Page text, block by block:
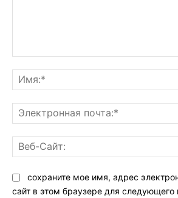
сохраните мое имя, адрес
сайт в этом браузере для следующего